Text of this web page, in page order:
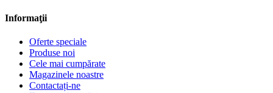
Informaţii
Oferte speciale
Produse noi
Cele mai cumpărate
Magazinele noastre
Contactați-ne